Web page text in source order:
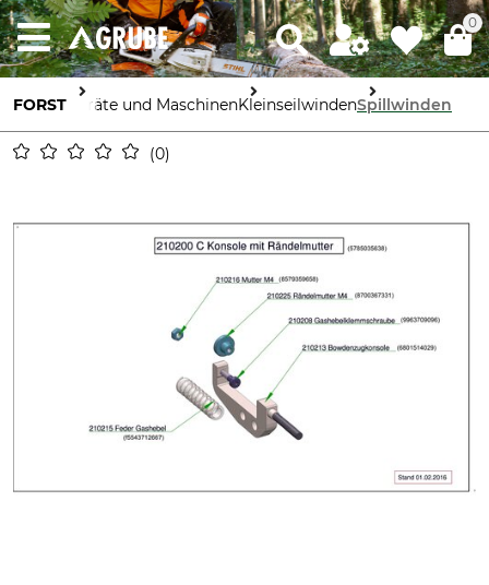
0
FORST Geräte und MaschinenKleinseilwindenSpillwinden
0